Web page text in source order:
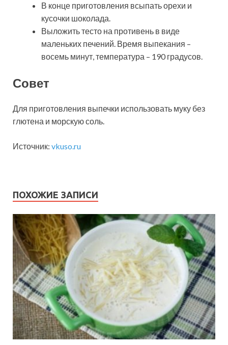
В конце приготовления всыпать орехи и
кусочки шоколада.
Выложить тесто на противень в виде
маленьких печений. Время выпекания –
восемь минут, температура – 190 градусов.
Совет
Для приготовления выпечки использовать муку без
глютена и морскую соль.
Источник: vkuso.ru
ПОХОЖИЕ ЗАПИСИ